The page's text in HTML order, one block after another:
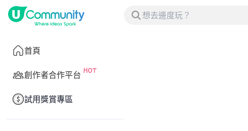
首頁
創作者合作平台
試用獎賞專區